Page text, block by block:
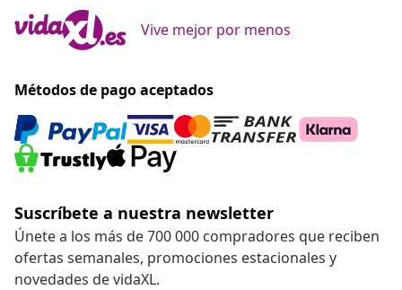
Vive mejor por menos
Métodos de pago aceptados
Suscríbete a nuestra newsletter
Únete a los más de 700 000 compradores que reciben
ofertas semanales, promociones estacionales y
novedades de vidaXL.